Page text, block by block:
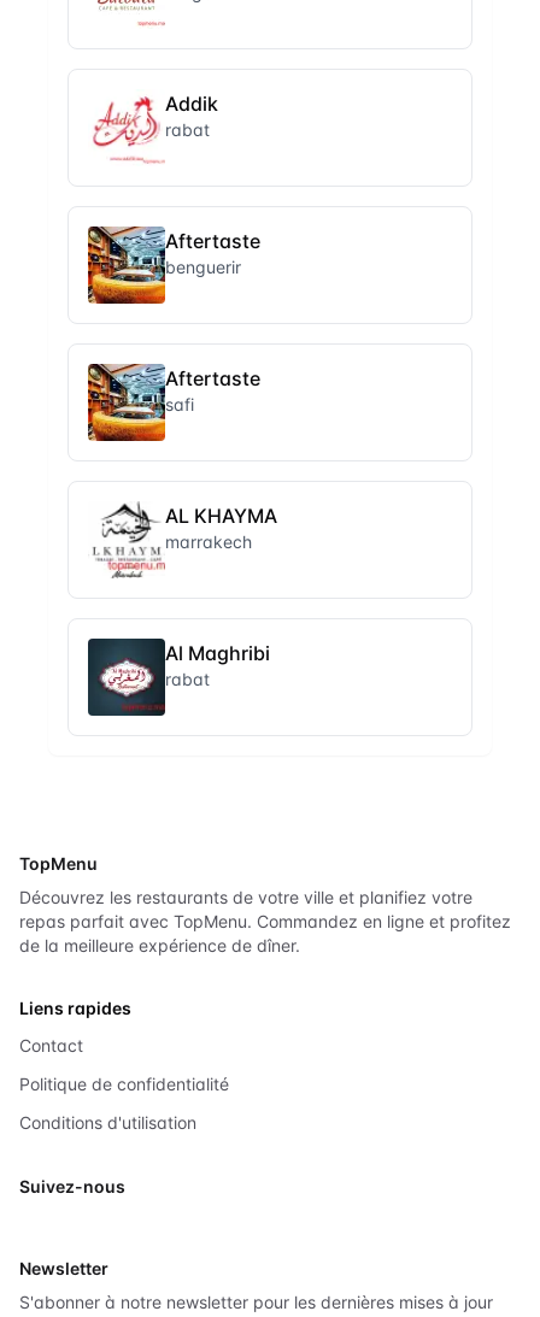
Addik
rabat
Aftertaste
benguerir
Aftertaste
safi
AL KHAYMA
marrakech
Al Maghribi
rabat
TopMenu
Découvrez les restaurants de votre ville et planifiez votre
repas parfait avec TopMenu. Commandez en ligne et profitez
de la meilleure expérience de dîner.
Liens rapides
Contact
Politique de confidentialité
Conditions d'utilisation
Suivez-nous
Newsletter
S'abonner à notre newsletter pour les dernières mises à jour